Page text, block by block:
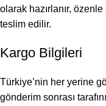
olarak hazırlanır,
teslim edilir.
Kargo Bilgileri
Türkiye’nin her yerine
gönderim sonrası